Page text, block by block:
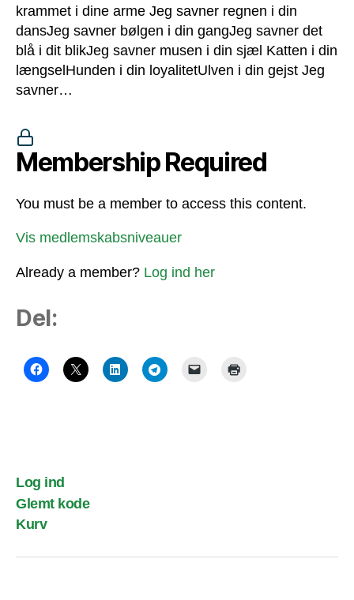
krammet i dine arme Jeg savner regnen i din
dansJeg savner bølgen i din gangJeg savner det
blå i dit blikJeg savner musen i din sjæl Katten i din
længselHunden i din loyalitetUlven i din gejst Jeg
savner…
Membership Required
You must be a member to access this content.
Vis medlemskabsniveauer
Already a member? Log ind her
Del:
Log ind
Glemt kode
Kurv